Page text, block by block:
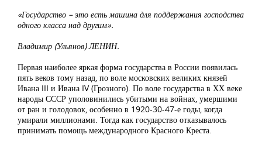
«Государство – это есть машина для поддержания господства
одного класса над другим».
Владимир (Ульянов) ЛЕНИН.
Первая наиболее яркая форма государства в России появилась
пять веков тому назад, по воле московских великих князей
Ивана III и Ивана IV (Грозного). По воле государства в ХХ веке
народы СССР уполовинились убитыми на войнах, умершими
от ран и голодовок, особенно в 1920-30-47-е годы, когда
умирали миллионами. Тогда как государство отказывалось
принимать помощь международного Красного Креста.